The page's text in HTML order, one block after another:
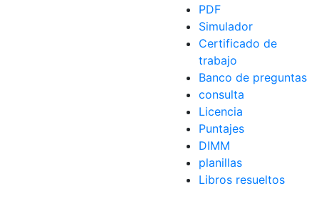
PDF
Simulador
Certificado de
trabajo
Banco de preguntas
consulta
Licencia
Puntajes
DIMM
planillas
Libros resueltos